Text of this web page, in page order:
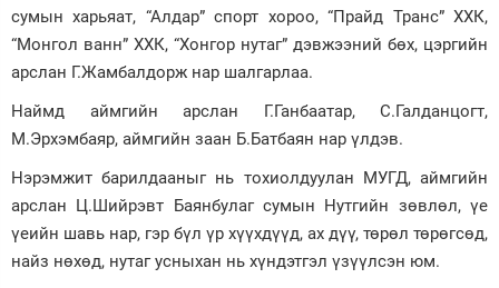
сумын харьяат, “Алдар” спорт хороо, “Прайд Транс” ХХК,
“Монгол ванн” ХХК, “Хонгор нутаг” дэвжээний бөх, цэргийн
арслан Г.Жамбалдорж нар шалгарлаа.
Наймд аймгийн арслан Г.Ганбаатар, С.Галданцогт,
М.Эрхэмбаяр, аймгийн заан Б.Батбаян нар үлдэв.
Нэрэмжит барилдааныг нь тохиолдуулан МУГД, аймгийн
арслан Ц.Шийрэвт Баянбулаг сумын Нутгийн зөвлөл, үе
үеийн шавь нар, гэр бүл үр хүүхдүүд, ах дүү, төрөл төрөгсөд,
найз нөхөд, нутаг усныхан нь хүндэтгэл үзүүлсэн юм.